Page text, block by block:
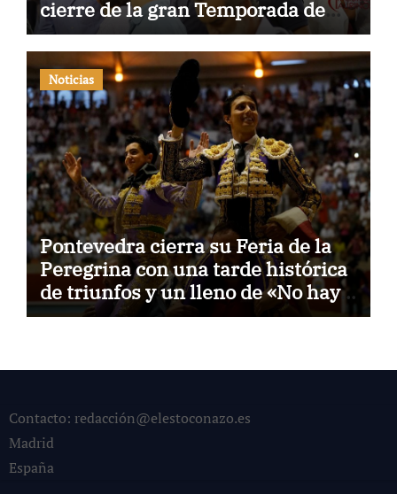
cierre de la gran Temporada de
Verano de El Puerto
Noticias
Pontevedra cierra su Feria de la
Peregrina con una tarde histórica
de triunfos y un lleno de «No hay
billetes»
Contacto: redacción@elestoconazo.es
Madrid
España